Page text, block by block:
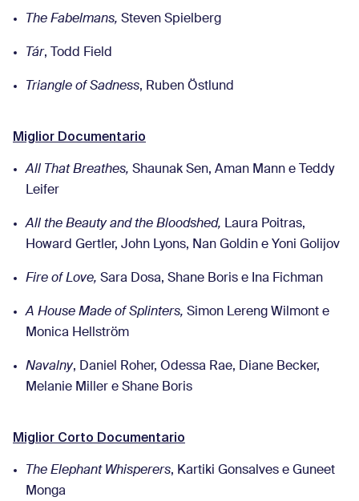
The Fabelmans, Steven Spielberg
Tár, Todd Field
Triangle of Sadness, Ruben Östlund
Miglior Documentario
All That Breathes, Shaunak Sen, Aman Mann e Teddy
Leifer
All the Beauty and the Bloodshed, Laura Poitras,
Howard Gertler, John Lyons, Nan Goldin e Yoni Golijov
Fire of Love, Sara Dosa, Shane Boris e Ina Fichman
A House Made of Splinters, Simon Lereng Wilmont e
Monica Hellström
Navalny, Daniel Roher, Odessa Rae, Diane Becker,
Melanie Miller e Shane Boris
Miglior Corto Documentario
The Elephant Whisperers, Kartiki Gonsalves e Guneet
Monga